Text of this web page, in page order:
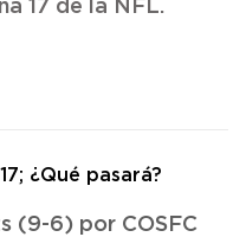
17 de la NFL.
(9-6) por COSFC